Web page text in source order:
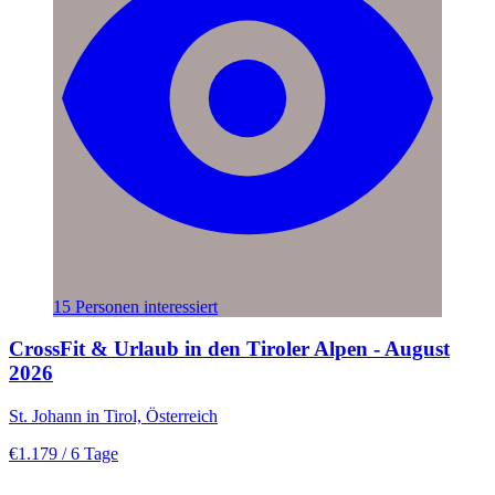
15 Personen interessiert
CrossFit & Urlaub in den Tiroler Alpen - August
2026
St. Johann in Tirol, Österreich
€1.179 / 6 Tage